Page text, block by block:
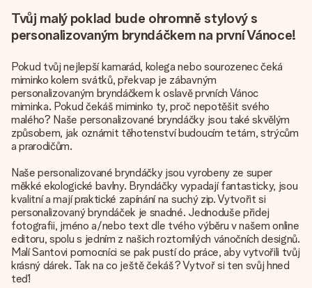
Tvůj malý poklad bude ohromně stylový s
personalizovaným bryndáčkem na první Vánoce!
Pokud tvůj nejlepší kamarád, kolega nebo sourozenec čeká
miminko kolem svátků, překvap je zábavným
personalizovaným bryndáčkem k oslavě prvních Vánoc
miminka. Pokud čekáš miminko ty, proč nepotěšit svého
malého? Naše personalizované bryndáčky jsou také skvělým
způsobem, jak oznámit těhotenství budoucím tetám, strýcům
a prarodičům.
Naše personalizované bryndáčky jsou vyrobeny ze super
měkké ekologické bavlny. Bryndáčky vypadají fantasticky, jsou
kvalitní a mají praktické zapínání na suchý zip. Vytvořit si
personalizovaný bryndáček je snadné. Jednoduše přidej
fotografii, jméno a/nebo text dle tvého výběru v našem online
editoru, spolu s jedním z našich roztomilých vánočních designů.
Malí Santovi pomocníci se pak pustí do práce, aby vytvořili tvůj
krásný dárek. Tak na co ještě čekáš? Vytvoř si ten svůj hned
teď!